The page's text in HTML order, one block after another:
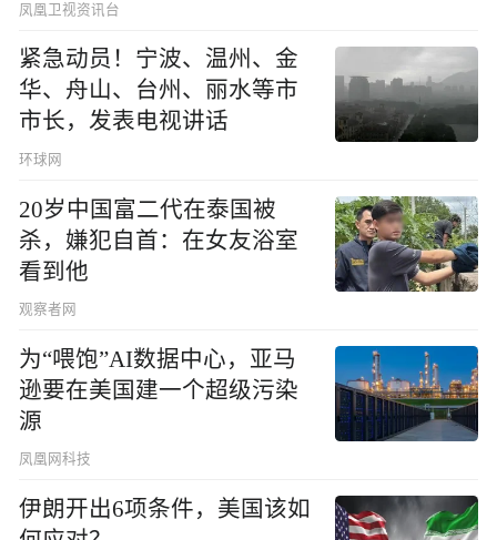
凤凰卫视资讯台
紧急动员！宁波、温州、金
华、舟山、台州、丽水等市
市长，发表电视讲话
环球网
20岁中国富二代在泰国被
杀，嫌犯自首：在女友浴室
看到他
观察者网
为“喂饱”AI数据中心，亚马
逊要在美国建一个超级污染
源
凤凰网科技
伊朗开出6项条件，美国该如